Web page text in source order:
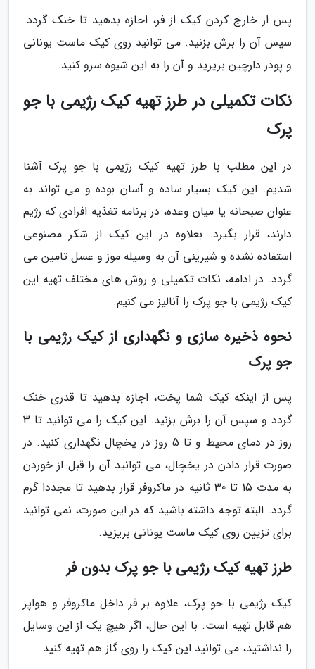
پس از خارج کردن کیک از فر، اجازه بدهید تا خنک گردد.
سپس آن را برش بزنید. می توانید روی کیک ماست یونانی
و پودر دارچین بریزید و آن را به این شیوه سرو کنید.
نکات تکمیلی در طرز تهیه کیک رژیمی با جو
پرک
در این مطلب با طرز تهیه کیک رژیمی با جو پرک آشنا
شدیم. این کیک بسیار ساده و آسان بوده و می تواند به
عنوان صبحانه یا میان وعده، در برنامه تغذیه افرادی که رژیم
دارند، قرار بگیرد. بعلاوه در این کیک از شکر مصنوعی
استفاده نشده و شیرینی آن به وسیله موز و عسل تامین می
گردد. در ادامه، نکات تکمیلی و روش های مختلف تهیه این
کیک رژیمی با جو پرک را آنالیز می کنیم.
نحوه ذخیره سازی و نگهداری از کیک رژیمی با
جو پرک
پس از اینکه کیک شما پخت، اجازه بدهید تا قدری خنک
گردد و سپس آن را برش بزنید. این کیک را می توانید تا 3
روز در دمای محیط و تا 5 روز در یخچال نگهداری کنید. در
صورت قرار دادن در یخچال، می توانید آن را قبل از خوردن
به مدت 15 تا 30 ثانیه در ماکروفر قرار بدهید تا مجددا گرم
گردد. البته توجه داشته باشید که در این صورت، نمی توانید
برای تزیین روی کیک ماست یونانی بریزید.
طرز تهیه کیک رژیمی با جو پرک بدون فر
کیک رژیمی با جو پرک، علاوه بر فر داخل ماکروفر و هواپز
هم قابل تهیه است. با این حال، اگر هیچ یک از این وسایل
را نداشتید، می توانید این کیک را روی گاز هم تهیه کنید.